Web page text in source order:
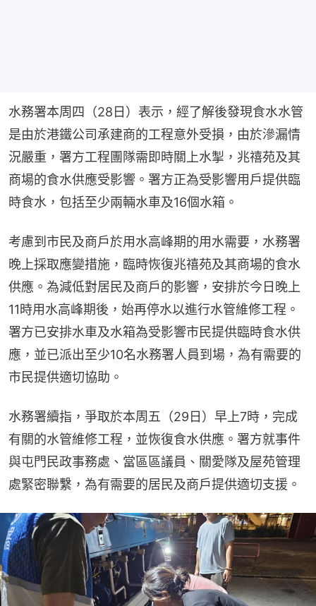
水務署本周四（28日）表示，經了解後發現食水水管
是由於港鐵公司承建商的工程意外受損，由於滲漏情
況嚴重，署方工程團隊需即時關上水掣，兆禧苑及其
商場的食水供應受影響。署方正為受影響用戶提供臨
時食水，包括至少兩輛水車及16個水箱。
考慮到市民及商戶於用水高峰期的用水需要，水務署
晚上採取應變措施，臨時恢復兆禧苑及其商場的食水
供應。為減低對居民及商戶的影響，安排於今日晚上
11時用水高峰期後，始再停水以進行水管維修工程。
署方已安排水車及水箱為受影響市民提供臨時食水供
應，並已派出至少10名水務署人員到場，為有需要的
市民提供適切協助。
水務署續指，爭取於本周五（29日）早上7時，完成
有關的水管維修工程，並恢復食水供應。署方就事件
與屯門民政事務處、當區區議員、關愛隊及屋苑管理
處緊密聯繫，為有需要的居民及商戶提供適切支援。